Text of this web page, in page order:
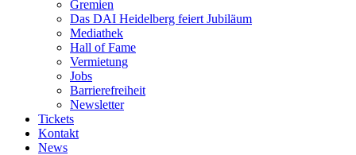
Gremien
Das DAI Heidelberg feiert Jubiläum
Mediathek
Hall of Fame
Vermietung
Jobs
Barrierefreiheit
Newsletter
Tickets
Kontakt
News